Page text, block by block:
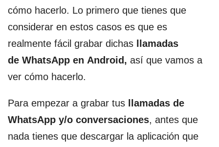
cómo hacerlo. Lo primero que tienes que
considerar en estos casos es que es
realmente fácil grabar dichas
llamadas
de WhatsApp en Android, así que vamos a
ver cómo hacerlo.
Para empezar a grabar tus
llamadas de
WhatsApp y/o conversaciones, antes que
nada tienes que descargar la aplicación que